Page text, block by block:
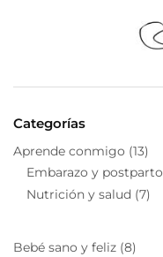
Categorías
Aprende conmigo (13)
Embarazo y postparto
Nutrición y salud (7)
Bebé sano y feliz (8)